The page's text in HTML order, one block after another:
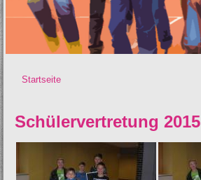
Startseite
Schülervertretung 2015